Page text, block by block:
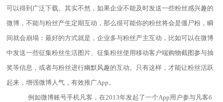
可以得到广泛下载。其实不然，如果企业不能及时发送一些粉丝感兴趣的
微博，不能与粉丝产生定期互动，那么很可能你的粉丝将会是僵尸粉，瞬
间就会崩塌：最好的方式就是，企业多与粉丝产主互动，比如可以在微博
中发送一些征集粉丝生活图片、征集粉丝使用移动客户端购物截图参与抽
奖等信息，或者与粉丝进行幽默风趣的互动。只有这样，才能让粉丝活跃
起来，增强微博人气，有效推广App。
例如微博账号手机凡客，在2013年发起了一个App用户参与凡客6